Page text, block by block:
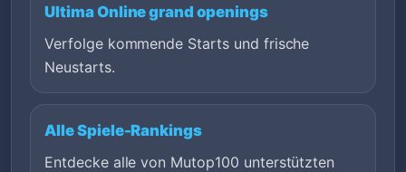
Ultima Online grand openings
Verfolge kommende Starts und frische
Neustarts.
Alle Spiele-Rankings
Entdecke alle von Mutop100 unterstützten